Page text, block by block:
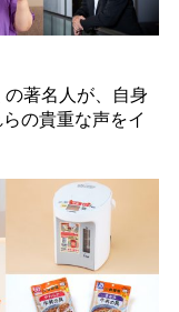
著名人が、自身
の貴重な声をイ